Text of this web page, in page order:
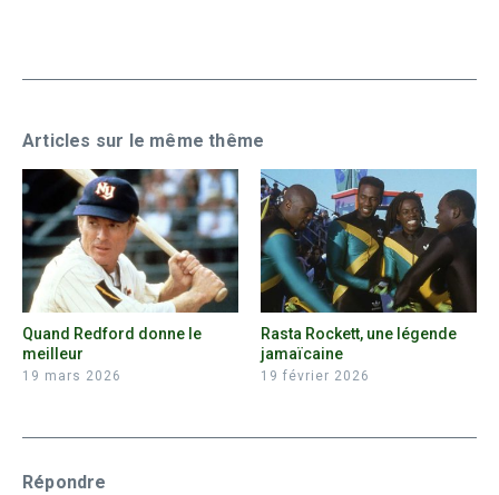
Articles sur le même thême
Quand Redford donne le
meilleur
19 mars 2026
Rasta Rockett, une légende
jamaïcaine
19 février 2026
Répondre